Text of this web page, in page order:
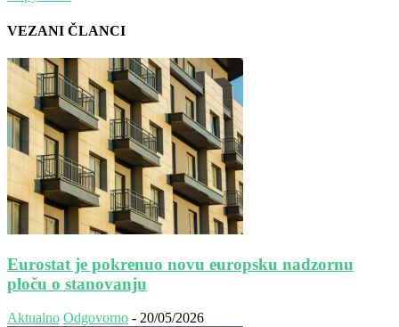
VEZANI ČLANCI
Eurostat je pokrenuo novu europsku nadzornu
ploču o stanovanju
Aktualno Odgovorno - 20/05/2026